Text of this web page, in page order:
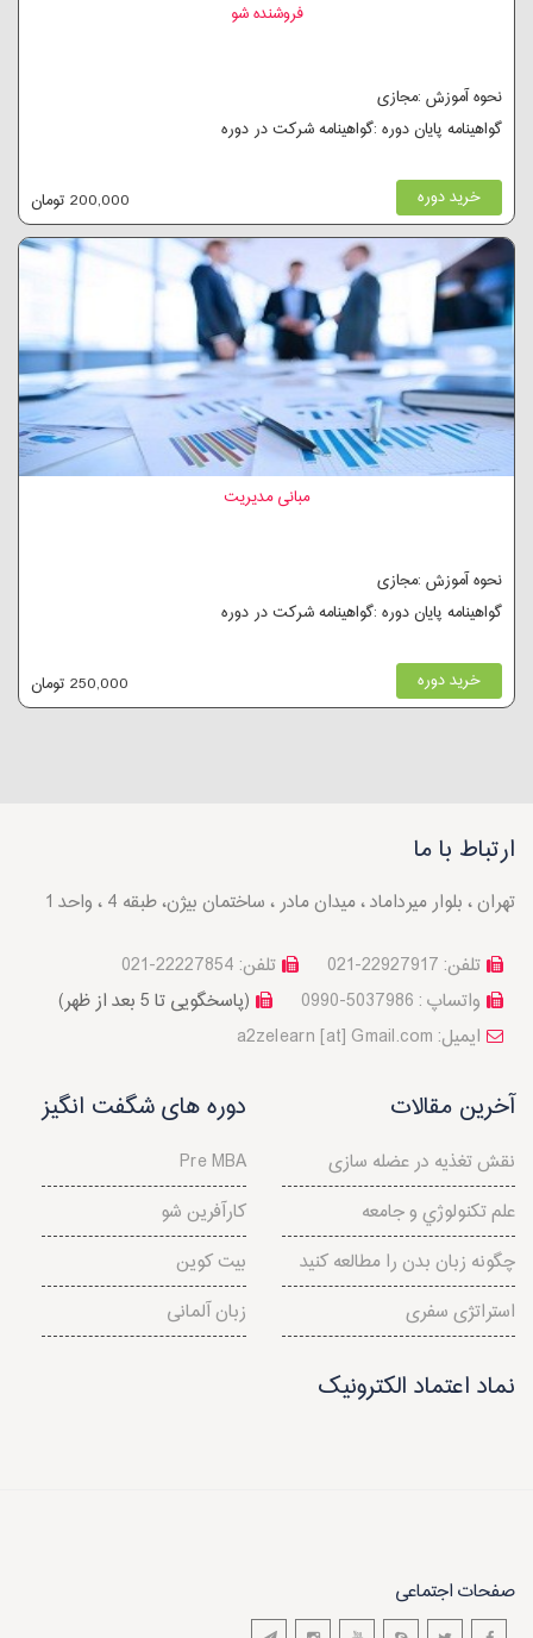
فروشنده شو
نحوه آموزش :مجازی
گواهینامه پایان دوره :گواهینامه شرکت در دوره
خرید دوره 200,000 تومان
مبانی مدیریت
نحوه آموزش :مجازی
گواهینامه پایان دوره :گواهینامه شرکت در دوره
خرید دوره 250,000 تومان
ارتباط با ما
تهران ، بلوار میرداماد ، میدان مادر ، ساختمان بیژن، طبقه 4 ، واحد 1
تلفن: 22227854-021
تلفن: 22927917-021
(پاسخگویی تا 5 بعد از ظهر)
واتساپ : 5037986-0990
a2zelearn [at] Gmail.com :ایمیل
آخرین مقالات
نقش تغذیه در عضله سازی
علم تكنولوژي و جامعه
چگونه زبان بدن را مطالعه کنید
استراتژی سفری
دوره های شگفت انگیز
Pre MBA
کارآفرین شو
بیت کوین
زبان آلمانی
نماد اعتماد الکترونیک
صفحات اجتماعی